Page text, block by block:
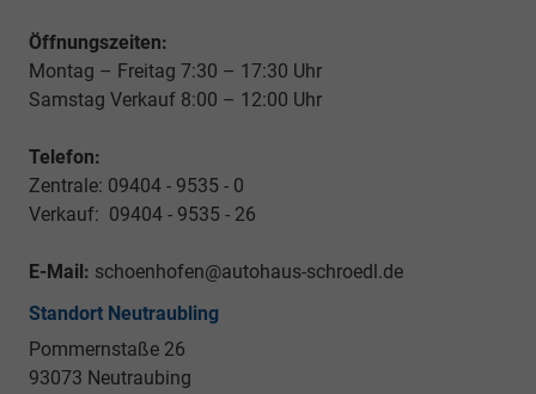
Öffnungszeiten:
Montag – Freitag 7:30 – 17:30 Uhr
Samstag Verkauf 8:00 – 12:00 Uhr
Telefon:
Zentrale: 09404 - 9535 - 0
Verkauf: 09404 - 9535 - 26
E-Mail: schoenhofen@autohaus-schroedl.de
Standort Neutraubling
Pommernstaße 26
93073 Neutraubing